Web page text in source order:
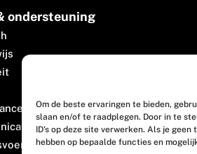
Om de beste ervaringen te bieden,
slaan en/of te raadplegen. Door in te
ID's op deze site verwerken. Als je
hebben op bepaalde functies en
ondersteuning